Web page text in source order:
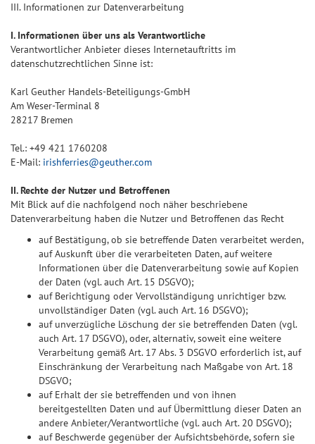
III. Informationen zur Datenverarbeitung
I. Informationen über uns als Verantwortliche
Verantwortlicher Anbieter dieses Internetauftritts im
datenschutzrechtlichen Sinne ist:
Karl Geuther Handels-Beteiligungs-GmbH
Am Weser-Terminal 8
28217 Bremen
Tel.: +49 421 1760208
E-Mail: irishferries@geuther.com
II. Rechte der Nutzer und Betroffenen
Mit Blick auf die nachfolgend noch näher beschriebene
Datenverarbeitung haben die Nutzer und Betroffenen das Recht
auf Bestätigung, ob sie betreffende Daten verarbeitet werden,
auf Auskunft über die verarbeiteten Daten, auf weitere
Informationen über die Datenverarbeitung sowie auf Kopien
der Daten (vgl. auch Art. 15 DSGVO);
auf Berichtigung oder Vervollständigung unrichtiger bzw.
unvollständiger Daten (vgl. auch Art. 16 DSGVO);
auf unverzügliche Löschung der sie betreffenden Daten (vgl.
auch Art. 17 DSGVO), oder, alternativ, soweit eine weitere
Verarbeitung gemäß Art. 17 Abs. 3 DSGVO erforderlich ist, auf
Einschränkung der Verarbeitung nach Maßgabe von Art. 18
DSGVO;
auf Erhalt der sie betreffenden und von ihnen
bereitgestellten Daten und auf Übermittlung dieser Daten an
andere Anbieter/Verantwortliche (vgl. auch Art. 20 DSGVO);
auf Beschwerde gegenüber der Aufsichtsbehörde, sofern sie